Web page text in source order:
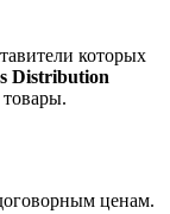
которых
Distribution
ценам.